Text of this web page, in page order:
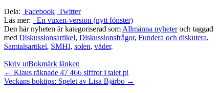
Dela: Facebook Twitter
Läs mer:
En vuxen-version (nytt fönster)
Den här nyheten är kategoriserad som Allmänna nyheteroch taggad
med Diskussionsartikel, Diskussionsfrågor, Fundera och diskutera,
Samtalsartikel, SMHI, solen, väder.
Skriv utBokmärk länken
Inläggsnavigation
← Klaus räknade 47 466 siffror i talet pi
Veckans boktips: Spelet av Lisa Bjärbo →